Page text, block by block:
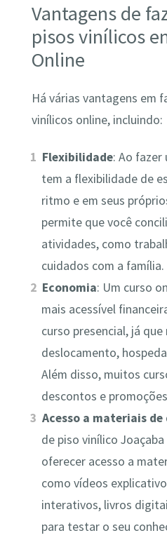
Vantagens de
pisos vinílicos
Online
Há várias vantagens em
vinílicos online, incluindo:
Flexibilidade: Ao fazer
tem a flexibilidade de
ritmo e em seus
permite que você
atividades, como
cuidados com a família.
Economia: Um curso
mais acessível
curso presencial, já
deslocamento,
Além disso, muitos
descontos e
Acesso a materiais
de piso vinílico
oferecer acesso a
como vídeos
interativos, livros
para testar o seu